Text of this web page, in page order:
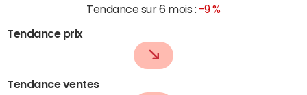
Tendance sur 6 mois : -9 %
Tendance prix
Tendance ventes